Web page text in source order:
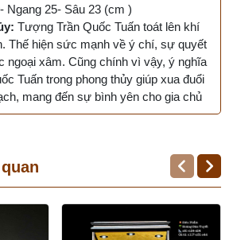
Ngang 25- Sâu 23 (cm )
Tượng Trần Quốc Tuấn toát lên khí
Thế hiện sức mạnh về ý chí, sự quyết
ngoại xâm. Cũng chính vì vậy, ý nghĩa
Tuấn trong phong thủy giúp xua đuổi
mang đến sự bình yên cho gia chủ